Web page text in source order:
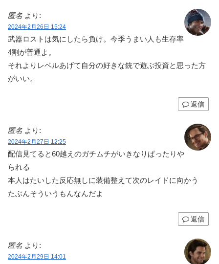
匿名 より:
2024年2月26日 15:24
武器ロストは気にしたら負け。今季うまい人も生存率
4割が普通よ。
それよりレベルあげて自分の好きな銃で遊ぶ投資と思った方
がいい。
返信
匿名 より:
2024年2月27日 12:25
配信見てると60越えのガチムチがいきなりぱったりや
られる
本人はたいした反応無しに装備整えて次のレイドに向かう
たぶんそういうもんなんだよ
返信
匿名 より:
2024年2月29日 14:01